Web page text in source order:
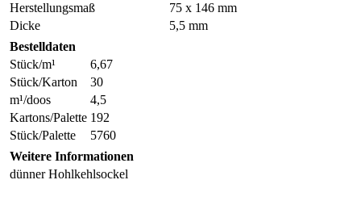
Herstellungsmaß
75 x 146 mm
Dicke
5,5 mm
Bestelldaten
Stück/m¹
6,67
Stück/Karton
30
m¹/doos
4,5
Kartons/Palette 192
Stück/Palette
5760
Weitere Informationen
dünner Hohlkehlsockel